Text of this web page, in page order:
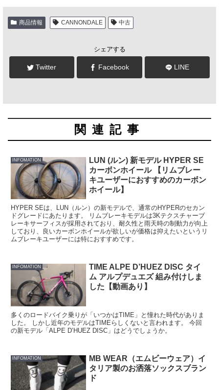
商品情報 CANNONDALE 中古
シェアする
Twitter Facebook LINE
関連記事
INFOMATION
LUN (ルン) 新モデル HYPER SE
カーボンホイール 【リムブレー
キユーザーにおすすめのカーボン
ホイール】
HYPER SEは、LUN（ルン）の新モデルで、通常のHYPERのセカン
ドグレードにあたります。 リムブレーキモデルは3Kテクスチャーブ
レーキサーフィスが採用されており、耐久性と雨天時の制動力が向上
しており、良いカーボンホイールが欲しいが価格は抑えたいというリ
ムブレーキユーザーには特におすすめです。
INFOMATION
TIME ALPE D’HUEZ DISC タイ
ム アルプデュエズ 組み付けしま
した【動画あり】
多くのロードバイク乗りが「いつかはTIME」と憧れた時代がありま
した。 しかし近年のモデルはTIMEらしくないと言われます。 今回
の新モデル「ALPE D’HUEZ DISC」はどうでしょうか。
INFOMATION
MB WEAR（エムビーウェア）イ
タリア製のお洒落ソックスブラン
ド